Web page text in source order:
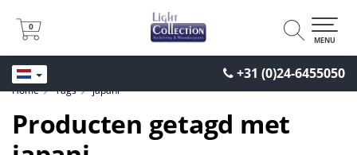
+31 (0)24-6455050
0
0
MENU
Home Tags japani
Producten getagd met